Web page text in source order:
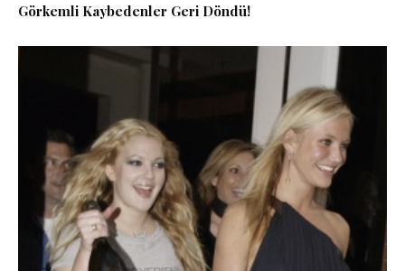
Görkemli Kaybedenler Geri Döndü!